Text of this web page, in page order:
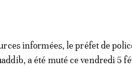
informées, le préfet de
a été muté ce vendredi 5